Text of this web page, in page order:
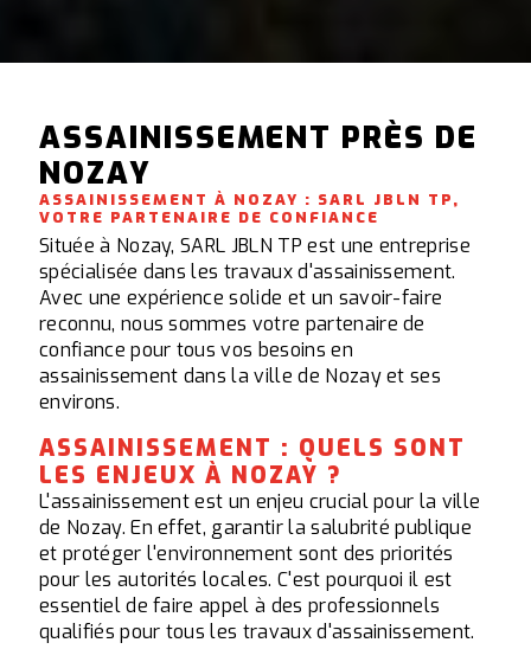
ASSAINISSEMENT PRÈS DE
NOZAY
ASSAINISSEMENT À NOZAY : SARL JBLN TP,
VOTRE PARTENAIRE DE CONFIANCE
Située à Nozay, SARL JBLN TP est une entreprise
spécialisée dans les travaux d'assainissement.
Avec une expérience solide et un savoir-faire
reconnu, nous sommes votre partenaire de
confiance pour tous vos besoins en
assainissement dans la ville de Nozay et ses
environs.
ASSAINISSEMENT : QUELS SONT
LES ENJEUX À NOZAY ?
L'assainissement est un enjeu crucial pour la ville
de Nozay. En effet, garantir la salubrité publique
et protéger l'environnement sont des priorités
pour les autorités locales. C'est pourquoi il est
essentiel de faire appel à des professionnels
qualifiés pour tous les travaux d'assainissement.